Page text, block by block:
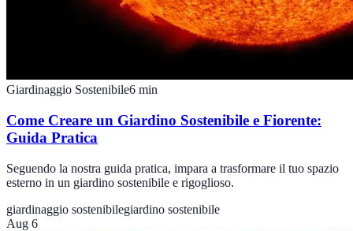
Giardinaggio Sostenibile6 min
Come Creare un Giardino Sostenibile e Fiorente:
Guida Pratica
Seguendo la nostra guida pratica, impara a trasformare il tuo spazio
esterno in un giardino sostenibile e rigoglioso.
giardinaggio sostenibilegiardino sostenibile
Aug 6